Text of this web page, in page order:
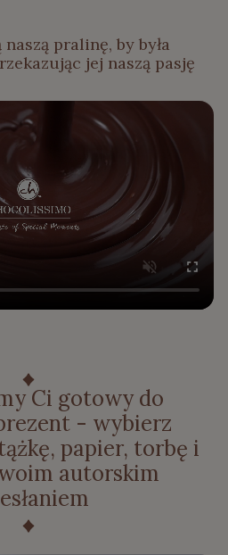
pralinę, by była
jej naszą pasję
Ci gotowy do
- wybierz
papier, torbę i
autorskim